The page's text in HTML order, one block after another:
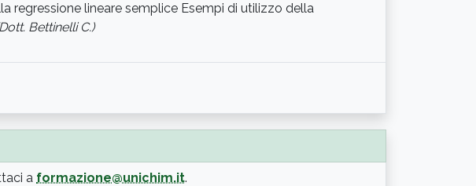
regressione lineare semplice Esempi di utilizzo della
Bettinelli C.)
a formazione@unichim.it.